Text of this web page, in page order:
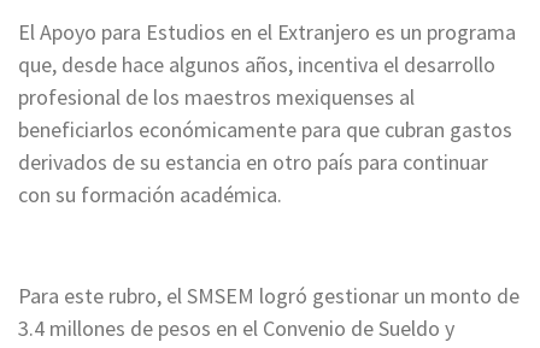
El Apoyo para Estudios en el Extranjero es un programa
que, desde hace algunos años, incentiva el desarrollo
profesional de los maestros mexiquenses al
beneficiarlos económicamente para que cubran gastos
derivados de su estancia en otro país para continuar
con su formación académica.
Para este rubro, el SMSEM logró gestionar un monto de
3.4 millones de pesos en el Convenio de Sueldo y